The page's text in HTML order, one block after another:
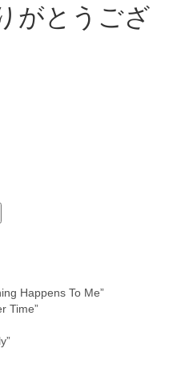
がとうござ
Happens To Me”
Time”